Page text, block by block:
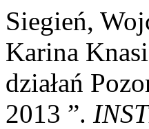
Siegień,
Karina
działań
2013 ”.